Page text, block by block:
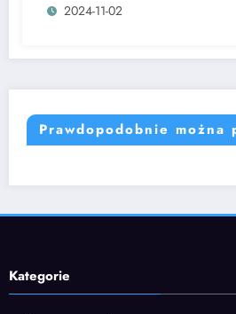
2024-11-02
Prawdopodobnie można
Kategorie